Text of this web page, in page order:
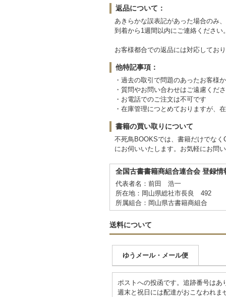
返品について：
あきらかな誤表記があった場合のみ
到着から1週間以内にご連絡ください
お客様都合での返品には対応してお
他特記事項：
・過去の取引で問題のあったお客様
・質問やお問い合わせはご遠慮くだ
・お電話でのご注文は不可です
・在庫管理につとめておりますが、
書籍の買い取りについて
不死鳥BOOKSでは、書籍だけでな
にお伺いいたします。お気軽にお問
全国古書書籍商組合連合会 登録情
代表者名：前田 浩一
所在地：岡山県総社市長良 492
所属組合：岡山県古書籍商組合
送料について
ゆうメール・メール便
ポストへの投函です。追跡番号はあ
週末と祝日には配達がおこなわれ